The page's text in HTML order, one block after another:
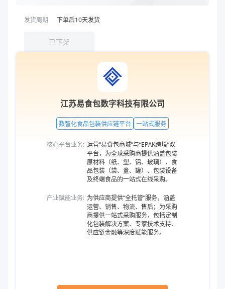
发货周期 下单后10天发货
已下架
江苏易食包数字科技有限公司
数智化食品包装供应链平台 一站式服务
核心平台业务: 运营“易食包商城”与“EPAK跨境”双
平台，为全球采购商提供涵盖包装
原材料（纸、塑、铝、玻璃）、食
品包装（袋、盒、罐）、包装设备
及终端食品的一站式在线采购。
产业赋能业务: 为供应商提供“全托管”服务，涵盖
运营、销售、物流、售后；为采购
商提供一站式采购服务，包括定制
化包装解决方案、专家技术支持、
供应链金融等深度赋能服务。